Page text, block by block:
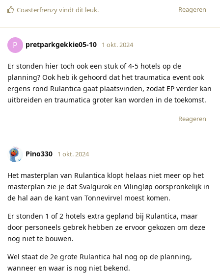
Reageren
Coasterfrenzyvindt dit leuk.
P pretparkgekkie05-10 1 okt. 2024
Er stonden hier toch ook een stuk of 4-5 hotels op de
planning? Ook heb ik gehoord dat het traumatica event ook
ergens rond Rulantica gaat plaatsvinden, zodat EP verder kan
uitbreiden en traumatica groter kan worden in de toekomst.
Reageren
Pino330 1 okt. 2024
Het masterplan van Rulantica klopt helaas niet meer op het
masterplan zie je dat Svalgurok en Vilingløp oorspronkelijk in
de hal aan de kant van Tonnevirvel moest komen.
Er stonden 1 of 2 hotels extra gepland bij Rulantica, maar
door personeels gebrek hebben ze ervoor gekozen om deze
nog niet te bouwen.
Wel staat de 2e grote Rulantica hal nog op de planning,
wanneer en waar is nog niet bekend.